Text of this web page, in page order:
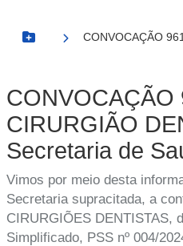
Botão Menu
CONVOCAÇÃO
CONVOCAÇÃO
CIRURGIÃO
Secretaria de
Vimos por meio desta
Secretaria supracitada, a
CIRURGIÕES DENTISTAS,
Simplificado, PSS nº 004/